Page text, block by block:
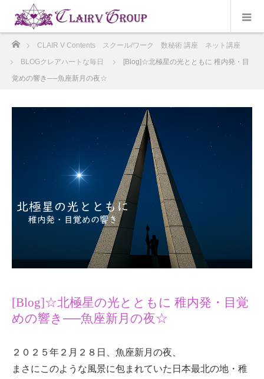
ホーム
CLAIR V Contents スクール/ワーク 数秘術 講座 ネット講座
BLOGクレアハートな毎日
[Blog]☆北極星の光とともに 稚内発・目
覚めの響き──魚座新月の夜☆
[Blog]☆北極星の光とともに 稚内発・目覚
めの響き──魚座新月の夜☆
２０２５年２月２８日、魚座新月の夜、
まさにこのような風景に包まれていた日本最北の地・稚